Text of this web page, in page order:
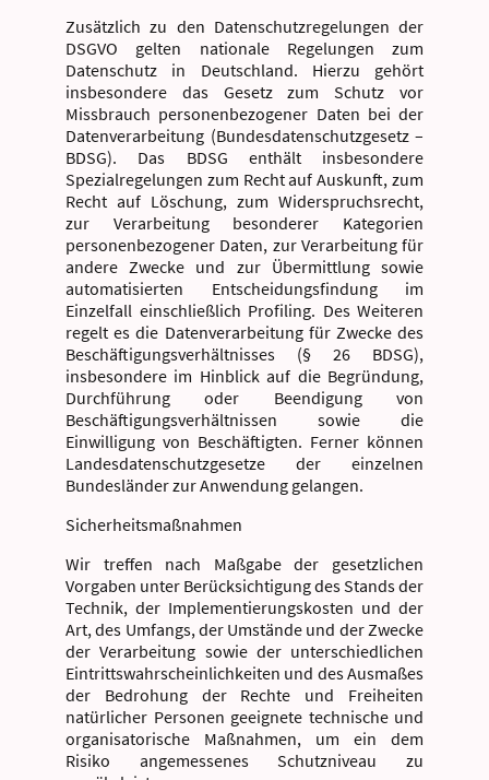
Zusätzlich zu den Datenschutzregelungen der
DSGVO gelten nationale Regelungen zum
Datenschutz in Deutschland. Hierzu gehört
insbesondere das Gesetz zum Schutz vor
Missbrauch personenbezogener Daten bei der
Datenverarbeitung (Bundesdatenschutzgesetz –
BDSG). Das BDSG enthält insbesondere
Spezialregelungen zum Recht auf Auskunft, zum
Recht auf Löschung, zum Widerspruchsrecht,
zur Verarbeitung besonderer Kategorien
personenbezogener Daten, zur Verarbeitung für
andere Zwecke und zur Übermittlung sowie
automatisierten Entscheidungsfindung im
Einzelfall einschließlich Profiling. Des Weiteren
regelt es die Datenverarbeitung für Zwecke des
Beschäftigungsverhältnisses (§ 26 BDSG),
insbesondere im Hinblick auf die Begründung,
Durchführung oder Beendigung von
Beschäftigungsverhältnissen sowie die
Einwilligung von Beschäftigten. Ferner können
Landesdatenschutzgesetze der einzelnen
Bundesländer zur Anwendung gelangen.
Sicherheitsmaßnahmen
Wir treffen nach Maßgabe der gesetzlichen
Vorgaben unter Berücksichtigung des Stands der
Technik, der Implementierungskosten und der
Art, des Umfangs, der Umstände und der Zwecke
der Verarbeitung sowie der unterschiedlichen
Eintrittswahrscheinlichkeiten und des Ausmaßes
der Bedrohung der Rechte und Freiheiten
natürlicher Personen geeignete technische und
organisatorische Maßnahmen, um ein dem
Risiko angemessenes Schutzniveau zu